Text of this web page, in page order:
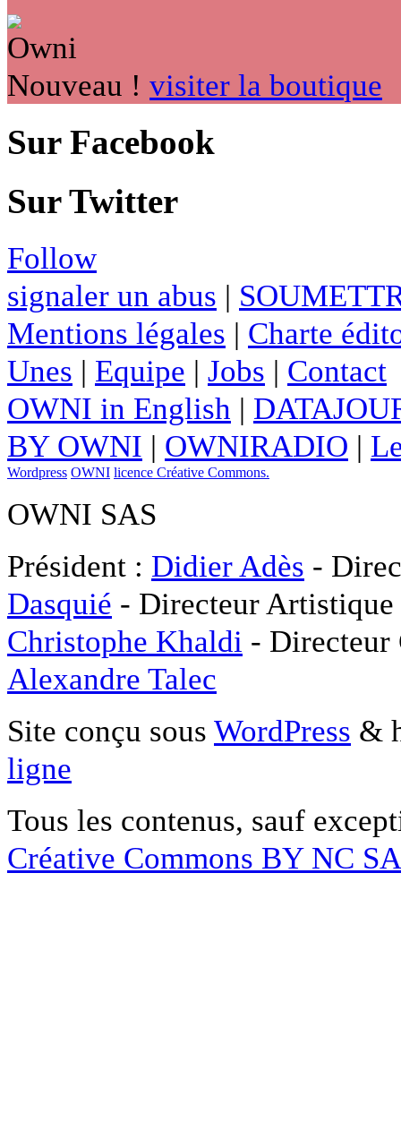
Nouveau ! visiter la boutique
Sur Facebook
Sur Twitter
Follow
signaler un abus |
Mentions légales | Charte
Unes | Equipe | Jobs | Contact
OWNI in English |
BY OWNI | OWNIRADIO |
Wordpress OWNI licence Créative Commons.
OWNI SAS
Président : Didier Adès -
Dasquié - Directeur
Christophe Khaldi -
Alexandre Talec
Site conçu sous WordPress &
ligne
Tous les contenus, sauf
Créative Commons BY NC SA